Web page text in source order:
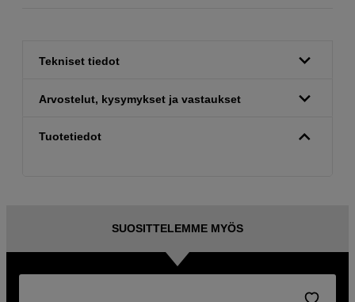
Tekniset tiedot
Arvostelut, kysymykset ja vastaukset
Tuotetiedot
SUOSITTELEMME MYÖS